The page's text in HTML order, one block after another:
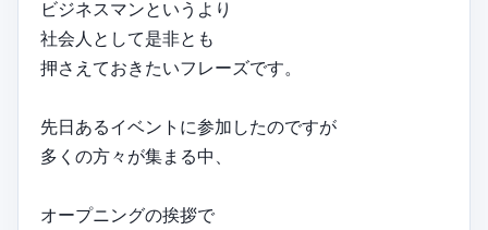
ビジネスマンというより
社会人として是非とも
押さえておきたいフレーズです。
先日あるイベントに参加したのですが
多くの方々が集まる中、
オープニングの挨拶で